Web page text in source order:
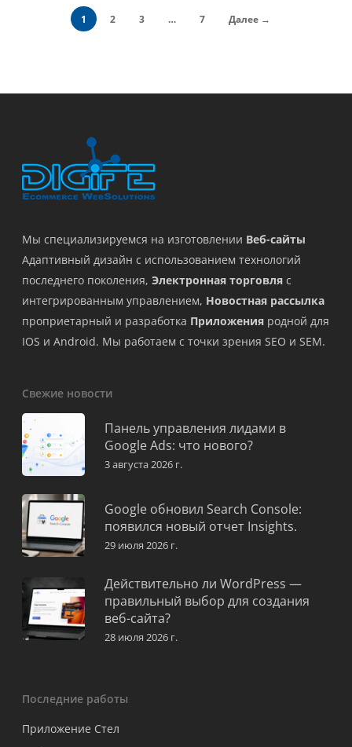
1 2 3 … 7 Далее →
Мы специализируемся на изготовлении Веб-сайты
Адаптивный дизайн с использованием технологий
последнего поколения, Электронная торговля с
интегрированным управлением, Новостная рассылка
проприетарный и разработка Приложения родной для
IOS и Android. Мы работаем с точки зрения SEO и SEM.
Свежие новости
Панель управления лидами в
Google Ads: что нового?
3 августа 2026 г.
Google обновил Search Console:
появился новый отчет Insights.
29 июля 2026 г.
Действительно ли WordPress —
правильный выбор для создания
веб-сайта?
28 июля 2026 г.
Последние работы
Приложение Стел